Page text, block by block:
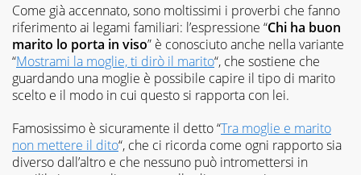
Come già accennato, sono moltissimi i proverbi che fanno
riferimento ai legami familiari: l’espressione “Chi ha buon
marito lo porta in viso” è conosciuto anche nella variante
“Mostrami la moglie, ti dirò il marito“, che sostiene che
guardando una moglie è possibile capire il tipo di marito
scelto e il modo in cui questo si rapporta con lei.
Famosissimo è sicuramente il detto “Tra moglie e marito
non mettere il dito“, che ci ricorda come ogni rapporto sia
diverso dall’altro e che nessuno può intromettersi in